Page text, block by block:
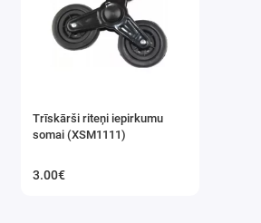
Trīskārši riteņi iepirkumu
somai (XSM1111)
3.00€